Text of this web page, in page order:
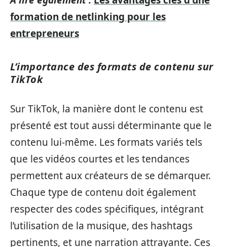
formation de netlinking pour les
entrepreneurs
L’importance des formats de contenu sur
TikTok
Sur TikTok, la manière dont le contenu est
présenté est tout aussi déterminante que le
contenu lui-même. Les formats variés tels
que les vidéos courtes et les tendances
permettent aux créateurs de se démarquer.
Chaque type de contenu doit également
respecter des codes spécifiques, intégrant
l’utilisation de la musique, des hashtags
pertinents, et une narration attrayante. Ces